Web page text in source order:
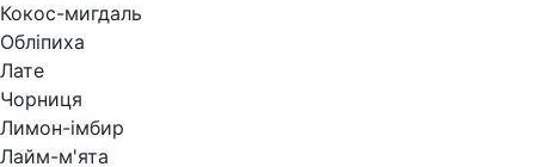
Кокос-мигдаль
Обліпиха
Лате
Чорниця
Лимон-імбир
Лайм-м'ята